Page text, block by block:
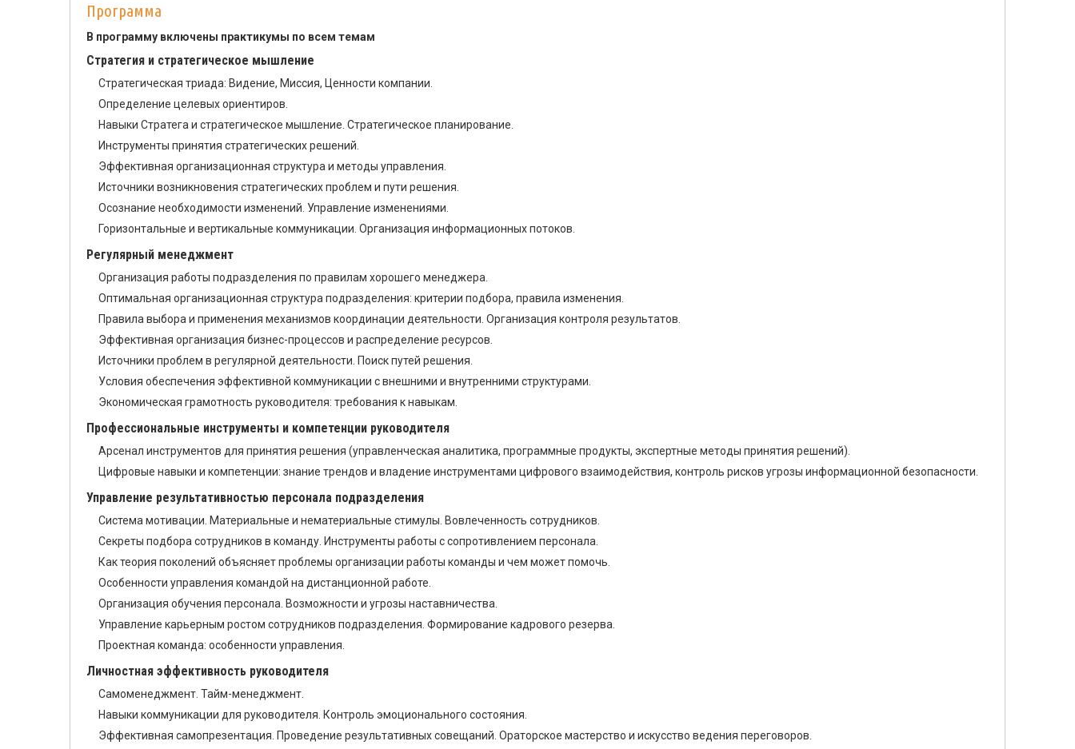
Программа
В программу включены практикумы по всем темам
Стратегия и стратегическое мышление
Стратегическая триада: Видение, Миссия, Ценности компании.
Определение целевых ориентиров.
Навыки Стратега и стратегическое мышление. Стратегическое планирование.
Инструменты принятия стратегических решений.
Эффективная организационная структура и методы управления.
Источники возникновения стратегических проблем и пути решения.
Осознание необходимости изменений. Управление изменениями.
Горизонтальные и вертикальные коммуникации. Организация информационных потоков.
Регулярный менеджмент
Организация работы подразделения по правилам хорошего менеджера.
Оптимальная организационная структура подразделения: критерии подбора, правила изменения.
Правила выбора и применения механизмов координации деятельности. Организация контроля результатов.
Эффективная организация бизнес-процессов и распределение ресурсов.
Источники проблем в регулярной деятельности. Поиск путей решения.
Условия обеспечения эффективной коммуникации с внешними и внутренними структурами.
Экономическая грамотность руководителя: требования к навыкам.
Профессиональные инструменты и компетенции руководителя
Арсенал инструментов для принятия решения (управленческая аналитика, программные продукты, экспертные методы принятия решений).
Цифровые навыки и компетенции: знание трендов и владение инструментами цифрового взаимодействия, контроль рисков угрозы информационной безопасности.
Управление результативностью персонала подразделения
Система мотивации. Материальные и нематериальные стимулы. Вовлеченность сотрудников.
Секреты подбора сотрудников в команду. Инструменты работы с сопротивлением персонала.
Как теория поколений объясняет проблемы организации работы команды и чем может помочь.
Особенности управления командой на дистанционной работе.
Организация обучения персонала. Возможности и угрозы наставничества.
Управление карьерным ростом сотрудников подразделения. Формирование кадрового резерва.
Проектная команда: особенности управления.
Личностная эффективность руководителя
Самоменеджмент. Тайм-менеджмент.
Навыки коммуникации для руководителя. Контроль эмоционального состояния.
Эффективная самопрезентация. Проведение результативных совещаний. Ораторское мастерство и искусство ведения переговоров.